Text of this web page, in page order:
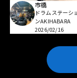
市橋
ドラムステーシ
ンAKIHABARA
2026/02/16